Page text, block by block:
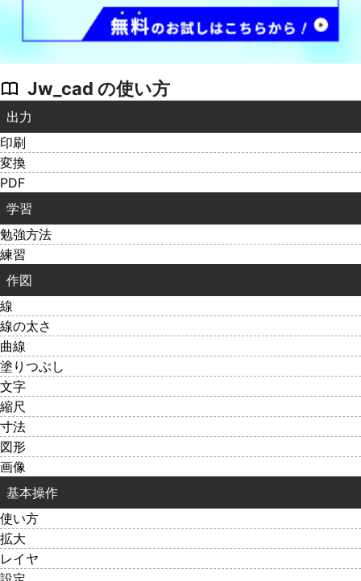
Jw_cad の使い方
出力
印刷
変換
PDF
学習
勉強方法
練習
作図
線
線の太さ
曲線
塗りつぶし
文字
縮尺
寸法
図形
画像
基本操作
使い方
拡大
レイヤ